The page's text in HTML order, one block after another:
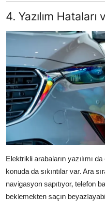
4. Yazılım Hataları
Elektrikli arabaların yazılımı
konuda da sıkıntılar var. Ara
navigasyon sapıtıyor, telefon
beklemekten saçın